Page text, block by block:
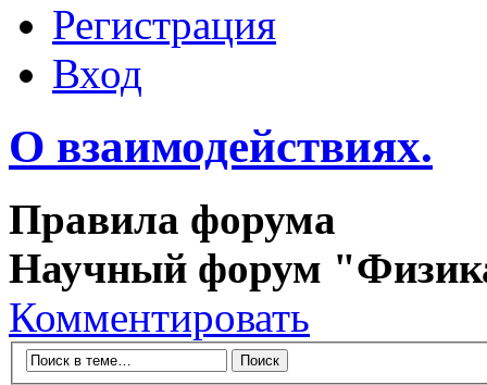
Регистрация
Вход
О взаимодействиях.
Правила форума
Научный форум
Комментировать